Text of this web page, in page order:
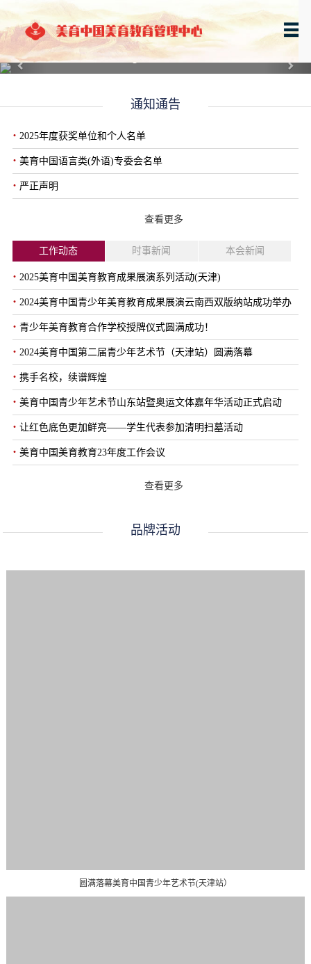
Previous Next
通知通告
· 2025年度获奖单位和个人名单
· 美育中国语言类(外语)专委会名单
· 严正声明
查看更多
工作动态 时事新闻 本会新闻
· 2025美育中国美育教育成果展演系列活动(天津)
· 2024美育中国青少年美育教育成果展演云南西双版纳站成功举办
· 青少年美育教育合作学校授牌仪式圆满成功！
· 2024美育中国第二届青少年艺术节（天津站）圆满落幕
· 携手名校，续谱辉煌
· 美育中国青少年艺术节山东站暨奥运文体嘉年华活动正式启动
· 让红色底色更加鲜亮——学生代表参加清明扫墓活动
· 美育中国美育教育23年度工作会议
查看更多
品牌活动
圆满落幕美育中国青少年艺术节(天津站）